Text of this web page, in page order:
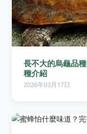
長不大的烏龜品
種介紹
2026年03月17日